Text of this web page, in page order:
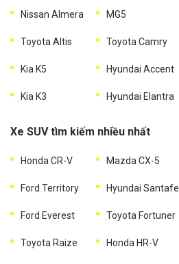
Nissan Almera MG5
Toyota Altis Toyota Camry
Kia K5 Hyundai Accent
Kia K3 Hyundai Elantra
Xe SUV tìm kiếm nhiều nhất
Honda CR-V Mazda CX-5
Ford Territory Hyundai Santafe
Ford Everest Toyota Fortuner
Toyota Raize Honda HR-V